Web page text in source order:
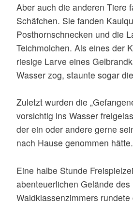
Aber auch die anderen Tiere
Schäfchen. Sie fanden
Posthornschnecken und die
Teichmolchen. Als eines der
riesige Larve eines
Wasser zog, staunte sogar
Zuletzt wurden die
vorsichtig ins Wasser
der ein oder andere gerne
nach Hause genommen hätte.
Eine halbe Stunde
abenteuerlichen Gelände des
Waldklassenzimmers